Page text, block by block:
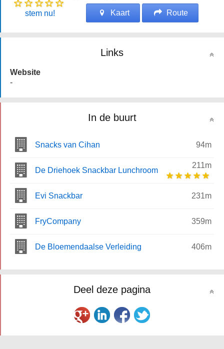
stem nu! Kaart Route
Links
Website
-
In de buurt
Snacks van Cihan 94m
De Driehoek Snackbar Lunchroom
211m
Evi Snackbar 231m
FryCompany 359m
De Bloemendaalse Verleiding 406m
Deel deze pagina